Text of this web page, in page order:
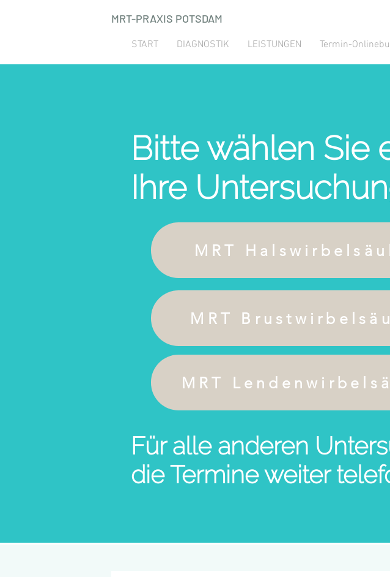
MRT-PRAXIS POTSDAM
START DIAGNOSTIK LEISTUNGEN Termin-
Bitte wählen Sie
Ihre
MRT
MRT
MRT
Für alle anderen
die Termine weiter